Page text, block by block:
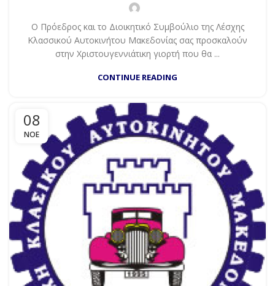
Ο Πρόεδρος και το Διοικητικό Συμβούλιο της Λέσχης
Κλασσικού Αυτοκινήτου Μακεδονίας σας προσκαλούν
στην Χριστουγεννιάτικη γιορτή που θα ...
CONTINUE READING
08
ΝΟΈ